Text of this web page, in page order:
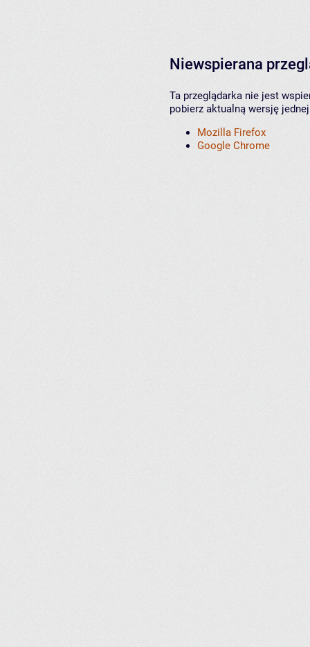
Niewspierana
Ta przeglądarka nie jest
pobierz aktualną wersję
Mozilla Firefox
Google Chrome